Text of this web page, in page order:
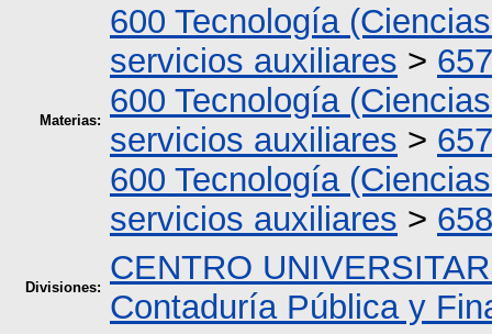
Materias:
600 Tecnología
servicios auxiliares >
600 Tecnología
servicios auxiliares >
600 Tecnología
servicios auxiliares >
Divisiones:
CENTRO
Contaduría Pública y